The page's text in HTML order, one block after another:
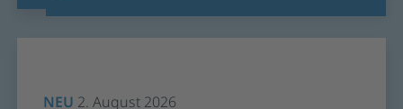
NEU 2. August 2026